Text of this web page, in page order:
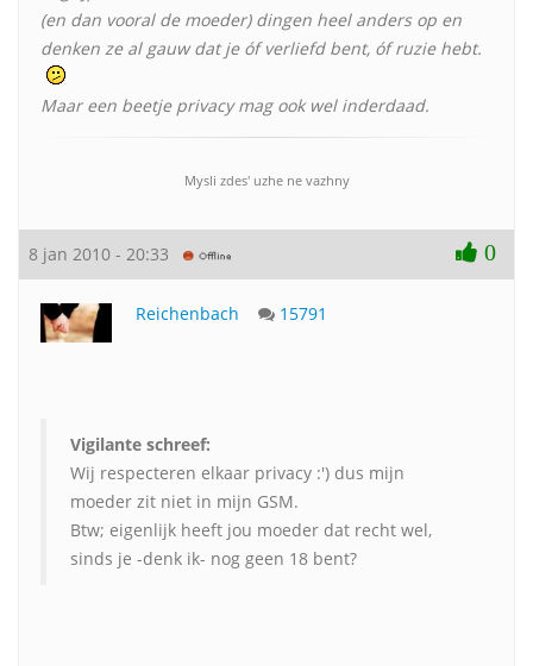
(en dan vooral de moeder) dingen heel anders op en
denken ze al gauw dat je óf verliefd bent, óf ruzie hebt.
Maar een beetje privacy mag ook wel inderdaad.
Mysli zdes' uzhe ne vazhny
8 jan 2010 - 20:33 0
Reichenbach 15791
Vigilante schreef:
Wij respecteren elkaar privacy :') dus mijn
moeder zit niet in mijn GSM.
Btw; eigenlijk heeft jou moeder dat recht wel,
sinds je -denk ik- nog geen 18 bent?